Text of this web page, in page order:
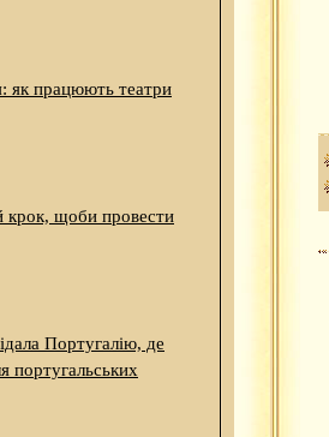
як працюють театри
крок, щоби провести
Португалію, де
португальських